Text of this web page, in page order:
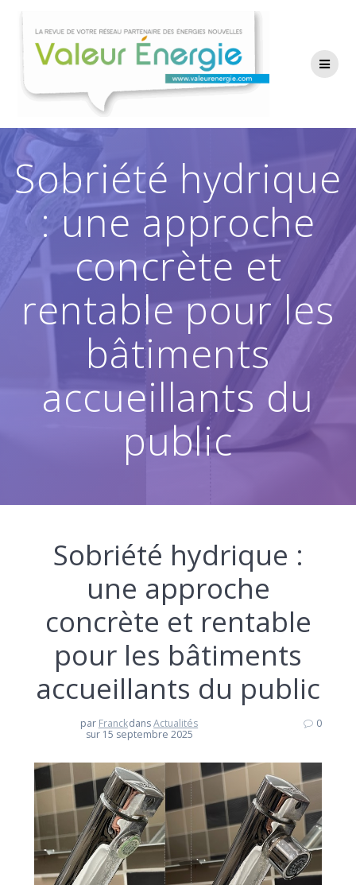
contenu
Sobriété hydrique
: une approche
concrète et
rentable pour les
bâtiments
accueillants du
public
Sobriété hydrique :
une approche
concrète et rentable
pour les bâtiments
accueillants du public
par FranckdansActualités
sur 15 septembre 2025
0